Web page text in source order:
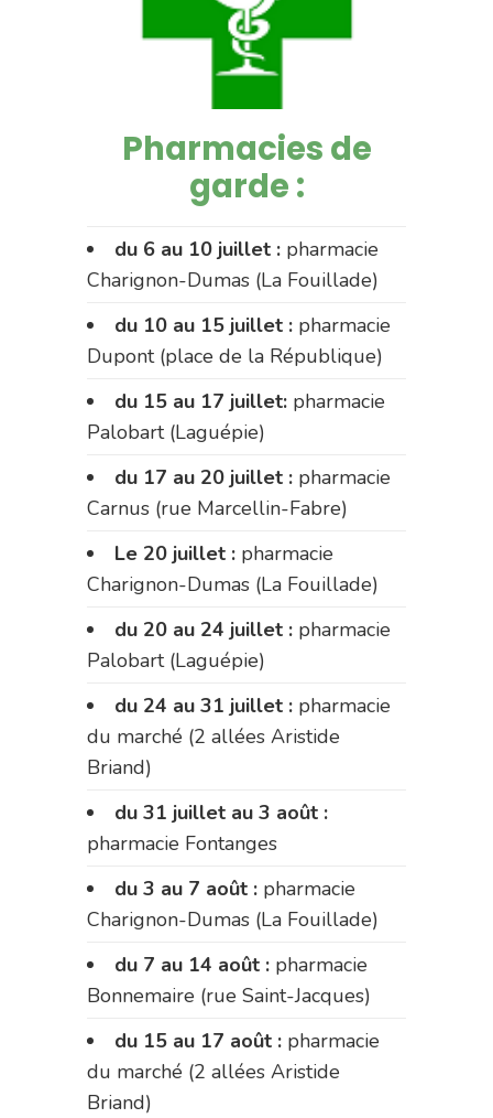
Pharmacies de
garde :
du 6 au 10 juillet : pharmacie
Charignon-Dumas (La Fouillade)
du 10 au 15 juillet : pharmacie
Dupont (place de la République)
du 15 au 17 juillet: pharmacie
Palobart (Laguépie)
du 17 au 20 juillet : pharmacie
Carnus (rue Marcellin-Fabre)
Le 20 juillet : pharmacie
Charignon-Dumas (La Fouillade)
du 20 au 24 juillet : pharmacie
Palobart (Laguépie)
du 24 au 31 juillet : pharmacie
du marché (2 allées Aristide
Briand)
du 31 juillet au 3 août :
pharmacie Fontanges
du 3 au 7 août : pharmacie
Charignon-Dumas (La Fouillade)
du 7 au 14 août : pharmacie
Bonnemaire (rue Saint-Jacques)
du 15 au 17 août : pharmacie
du marché (2 allées Aristide
Briand)